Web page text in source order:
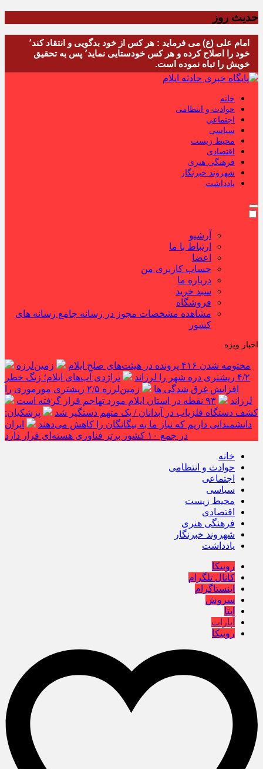
حدیث روز
امام علی (ع) می فرماید : هر کس از خود بدگویی و انتقاد کند٬
خود را اصلاح کرده و هر کس خودستایی نماید٬ پس به تحقیق
خویش را تباه نموده است.
خانه
حوادث و انتظامی
اجتماعی
سیاسی
محیط زیست
اقتصادی
فرهنگی هنری
شهروند خبرنگار
یادداشت
آرشیو
ارتباط با ما
اعضا
حساب کاربری من
درباره ما
سبد خرید
فروشگاه
مشاهده مشخصات مجوز در رسانه جامع رسانه های
کشور
اخبار ویژه
مختومه شدن ۴۱۶ پرونده در هیئت‌های صلح ایلام
زمین‌لرزه
۴/۲ ریشتری دره شهر را لرزاند
تراژدی آب‌های ایلام؛ زنگ خطر
افزایش غرق شدگی ها
زمین‌لرزه ۲/۵ ریشتری مورموری را
لرزاند
۹۳ نقطه در استان ایلام مورد تهاجم قرار گرفته است
کشف دستگاه فلزیاب در آبدانان / یک متهم دستگیر شد
پزشکیان:
دانشمندانی داریم که نیاز ما به بیگانگان را کاهش می‌دهند
ایران
در جمع ۱۰ کشور برتر فناوری هسته‌ای قرار دارد
خانه
حوادث و انتظامی
اجتماعی
سیاسی
محیط زیست
اقتصادی
فرهنگی هنری
شهروند خبرنگار
یادداشت
روبیکا
کانال تلگرام
اینستاگرام
سروش
ایتا
آپارات
روبیکا